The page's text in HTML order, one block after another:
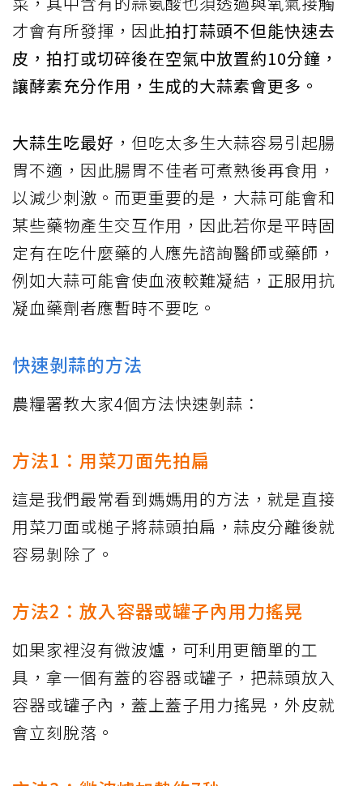
才會有所發揮，因此拍打蒜頭不但能快速去
皮，拍打或切碎後在空氣中放置約10分鐘，
讓酵素充分作用，生成的大蒜素會更多。
大蒜生吃最好 ，但吃太多生大蒜容易引起腸
胃不適，因此腸胃不佳者可煮熟後再食用，
以減少刺激。而更重要的是，大蒜可能會和
某些藥物產生交互作用，因此若你是平時固
定有在吃什麼藥的人應先諮詢醫師或藥師，
例如大蒜可能會使血液較難凝結，正服用抗
凝血藥劑者應暫時不要吃。
快速剝蒜的方法
農糧署教大家4個方法快速剝蒜：
方法1：用菜刀面先拍扁
這是我們最常看到媽媽用的方法，就是直接
用菜刀面或槌子將蒜頭拍扁，蒜皮分離後就
容易剝除了。
方法2：放入容器或罐子內用力搖晃
如果家裡沒有微波爐，可利用更簡單的工
具，拿一個有蓋的容器或罐子，把蒜頭放入
容器或罐子內，蓋上蓋子用力搖晃，外皮就
會立刻脫落。